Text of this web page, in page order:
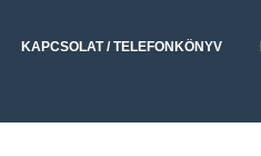
KAPCSOLAT / TELEFONKÖNYV